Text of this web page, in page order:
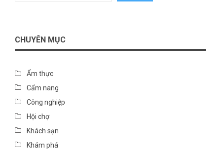
CHUYÊN MỤC
Ẩm thực
Cẩm nang
Công nghiệp
Hội chợ
Khách sạn
Khám phá